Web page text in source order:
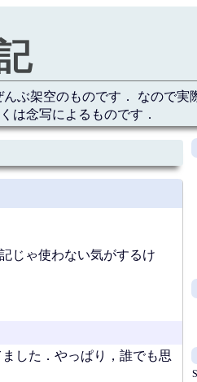
ぶ架空のものです． なので実
は念写によるものです．
じゃ使わない気がするけ
した．やっぱり，誰でも思